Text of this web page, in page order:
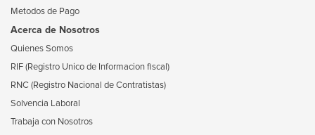
Metodos de Pago
Acerca de Nosotros
Quienes Somos
RIF (Registro Unico de Informacion fiscal)
RNC (Registro Nacional de Contratistas)
Solvencia Laboral
Trabaja con Nosotros